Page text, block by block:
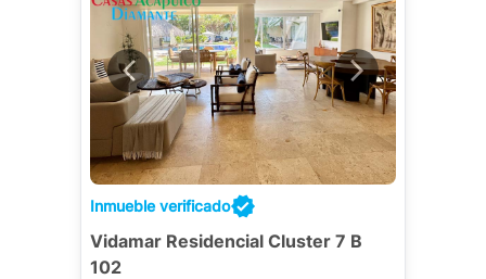
Inmueble verificado
Vidamar Residencial Cluster 7 B
102